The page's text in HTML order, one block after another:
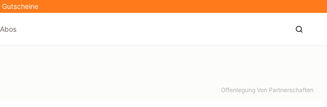
Offenlegung Von Partnerschaften